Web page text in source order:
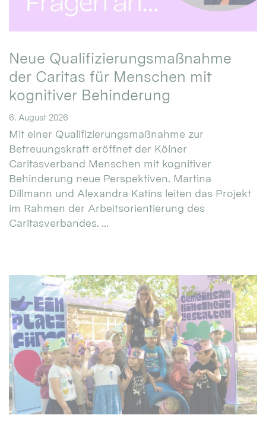
Neue Qualifizierungsmaßnahme
der Caritas für Menschen mit
kognitiver Behinderung
6. August 2026
Mit einer Qualifizierungsmaßnahme zur
Betreuungskraft eröffnet der Kölner
Caritasverband Menschen mit kognitiver
Behinderung neue Perspektiven. Martina
Dillmann und Alexandra Katins leiten das Projekt
im Rahmen der Arbeitsorientierung des
Caritasverbandes. ...